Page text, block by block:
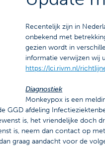
Recentelijk zijn in
onbekend met
gezien wordt in
informatie verwijzen wij
https://lci.rivm.nl/
Diagnostiek
Monkeypox is een
GGD afdeling
is, het vriendelijke
is, neem dan contact op
graag aandacht voor de